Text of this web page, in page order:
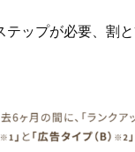
テップが必要、割